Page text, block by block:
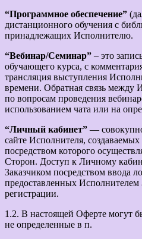
“Программное обеспечение”
дистанционного обучения с
принадлежащих Исполнителю.
“Вебинар/Семинар” – это
обучающего курса, с
трансляция выступления
времени. Обратная связь между
по вопросам проведения
использованием чата или на
“Личный кабинет” —
сайте Исполнителя,
посредством которого
Сторон. Доступ к Личному
Заказчиком посредством ввода
предоставленных Исполнителем
регистрации.
1.2. В настоящей Оферте могут
не определенные в п.